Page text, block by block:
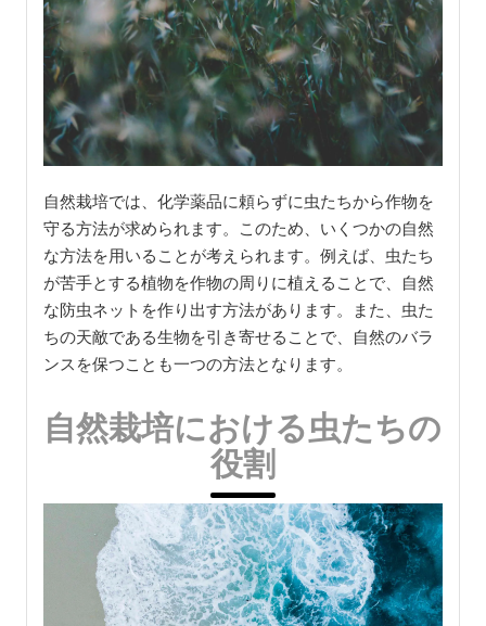
自然栽培では、化学薬品に頼らずに虫たちから作物を
守る方法が求められます。このため、いくつかの自然
な方法を用いることが考えられます。例えば、虫たち
が苦手とする植物を作物の周りに植えることで、自然
な防虫ネットを作り出す方法があります。また、虫た
ちの天敵である生物を引き寄せることで、自然のバラ
ンスを保つことも一つの方法となります。
自然栽培における虫たちの
役割